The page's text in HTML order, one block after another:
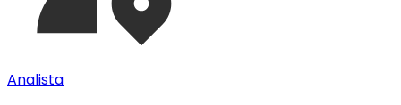
Analista